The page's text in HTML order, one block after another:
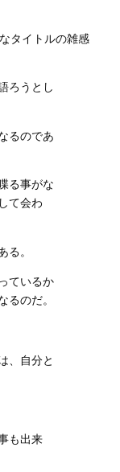
タイトルの雑感
ろうとし
るのであ
る事がな
て会わ
る。
ているか
るのだ。
、自分と
も出来